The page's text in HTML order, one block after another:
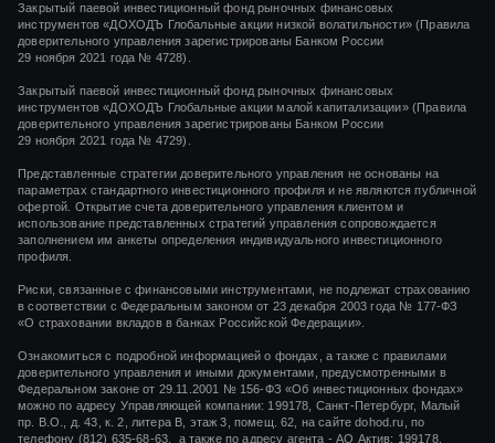
Закрытый паевой инвестиционный фонд рыночных финансовых
инструментов«ДОХОДЪ Глобальные акции низкой волатильности»(Правила
доверительного управления зарегистрированы Банком России
29 ноября 2021 года № 4728).
Закрытый паевой инвестиционный фонд рыночных финансовых
инструментов«ДОХОДЪ Глобальные акции малой капитализации»(Правила
доверительного управления зарегистрированы Банком России
29 ноября 2021 года № 4729).
Представленные стратегии доверительного управления не основаны на
параметрах стандартного инвестиционного профиля и не являются публичной
офертой. Открытие счета доверительного управления клиентом и
использование представленных стратегий управления сопровождается
заполнением им анкеты определения индивидуального инвестиционного
профиля.
Риски, связанные с финансовыми инструментами, не подлежат страхованию
в соответствии с Федеральным законом от 23 декабря 2003 года № 177-ФЗ
«О страховании вкладов в банках Российской Федерации».
Ознакомиться с подробной информацией о фондах, а также с правилами
доверительного управления и иными документами, предусмотренными в
Федеральном законе от 29.11.2001 № 156-ФЗ «Об инвестиционных фондах»
можно по адресу Управляющей компании: 199178, Санкт-Петербург, Малый
пр. В.О., д. 43, к. 2, литера В, этаж 3, помещ. 62, на сайте dohod.ru, по
телефону (812) 635-68-63, а также по адресу агента - АО Актив: 199178,